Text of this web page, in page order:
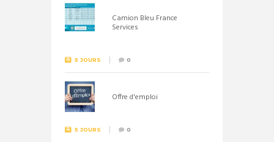
Camion Bleu France
Services
5 JOURS 0
Offre d'emploi
5 JOURS 0